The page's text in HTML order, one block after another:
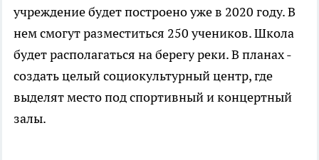
учреждение будет построено уже в 2020 году. В
нем смогут разместиться 250 учеников. Школа
будет располагаться на берегу реки. В планах -
создать целый социокультурный центр, где
выделят место под спортивный и концертный
залы.